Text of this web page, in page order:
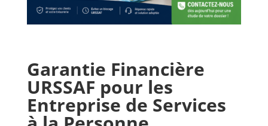
Garantie Financière
URSSAF pour les
Entreprise de Services